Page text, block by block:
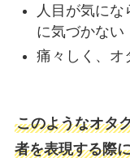
人目が気に
に気づかない
痛々しく、オ
このようなオタ
者を表現する際